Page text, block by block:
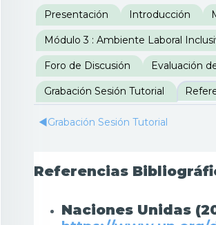
Perfilado de
Presentación Introducción
Módulo 3 : Ambiente Laboral
Foro de Discusión Evaluación
Grabación Sesión Tutorial
◀︎Grabación Sesión Tutorial
Referencias
Naciones Unidas